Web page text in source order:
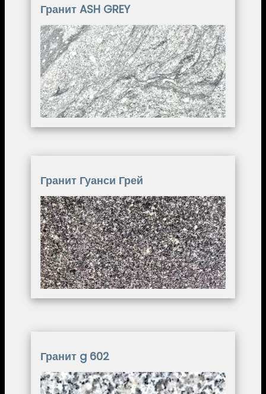
Гранит ASH GREY
Image
Гранит Гуанси Грей
Image
Гранит g 602
Image